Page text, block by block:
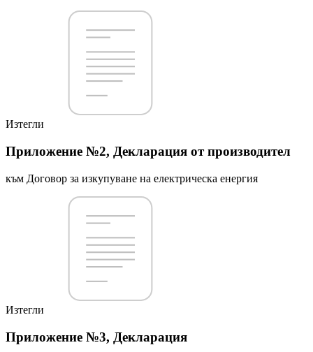
Изтегли
Приложение №2, Декларация от производител
към Договор за изкупуване на електрическа енергия
Изтегли
Приложение №3, Декларация